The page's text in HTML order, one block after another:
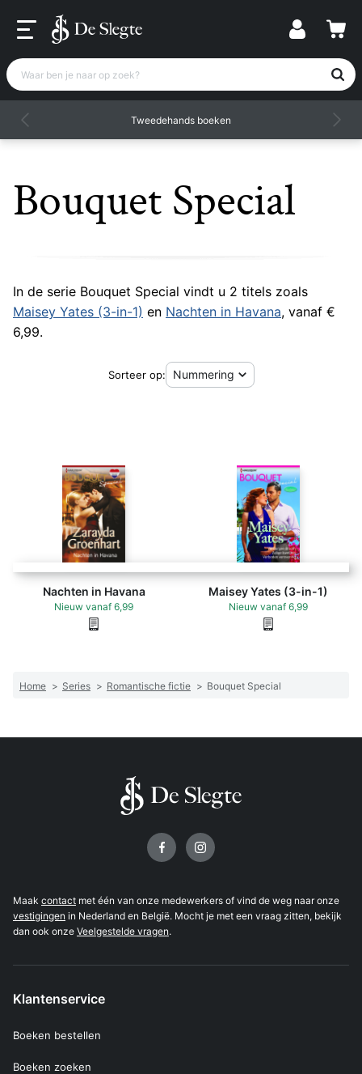
Waar ben je naar op zoek?
Tweedehands boeken
Bouquet Special
In de serie Bouquet Special vindt u 2 titels zoals
Maisey Yates (3-in-1) en Nachten in Havana, vanaf €
6,99.
Sorteer op:
Nachten in Havana
Nieuw vanaf 6,99
Maisey Yates (3-in-1)
Nieuw vanaf 6,99
Home > Series > Romantische fictie > Bouquet Special
Maak contact met één van onze medewerkers of vind de weg naar onze
vestigingen in Nederland en België. Mocht je met een vraag zitten, bekijk
dan ook onze Veelgestelde vragen.
Klantenservice
Boeken bestellen
Boeken zoeken